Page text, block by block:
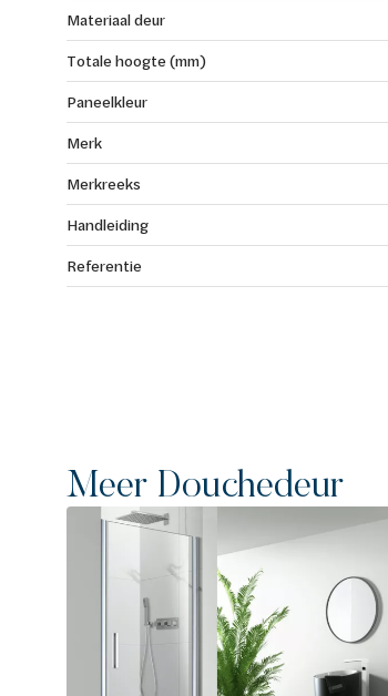
Materiaal deur
Totale hoogte (mm)
Paneelkleur
Merk
Merkreeks
Handleiding
Referentie
Meer Douchedeur